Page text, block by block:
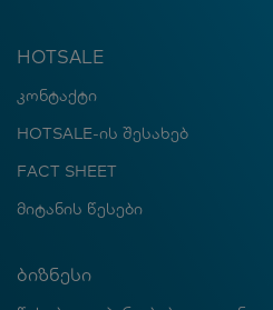
HOTSALE
კონტაქტი
HOTSALE-ის შესახებ
FACT SHEET
მიტანის წესები
ბიზნესი